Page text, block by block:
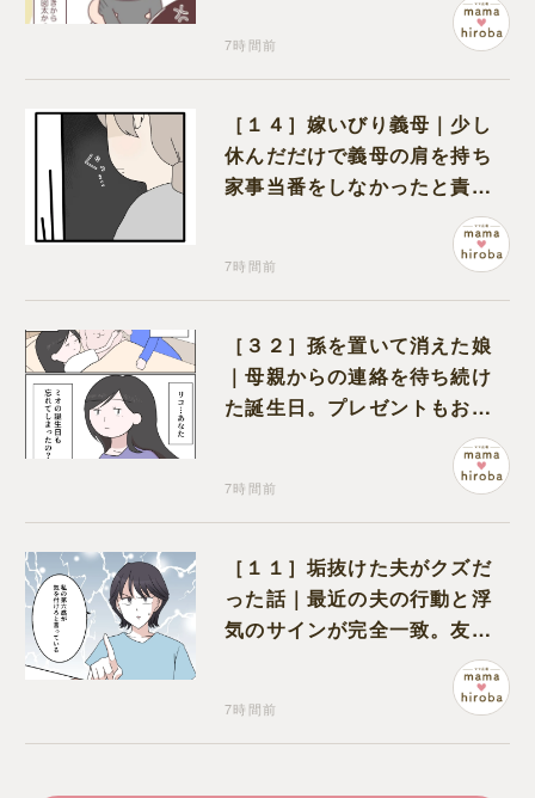
7時間前
［１４］嫁いびり義母｜少し
休んだだけで義母の肩を持ち
家事当番をしなかったと責め
7時間前
［３２］孫を置いて消えた娘
｜母親からの連絡を待ち続け
た誕生日。プレゼントもお祝
7時間前
［１１］垢抜けた夫がクズだ
った話｜最近の夫の行動と浮
気のサインが完全一致。友人
7時間前